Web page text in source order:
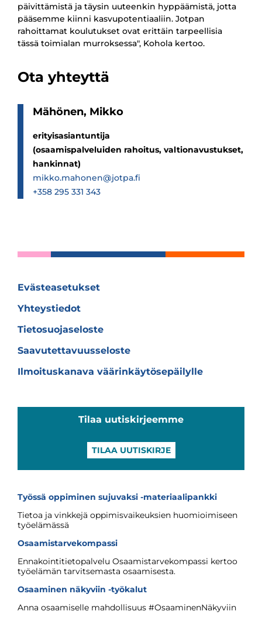
päivittämistä ja täysin uuteenkin hyppäämistä, jotta
pääsemme kiinni kasvupotentiaaliin. Jotpan
rahoittamat koulutukset ovat erittäin tarpeellisia
tässä toimialan murroksessa", Kohola kertoo.
Ota yhteyttä
Mähö­nen, Mikko
erityisasiantuntija
(osaamispalveluiden rahoitus, valtionavustukset,
hankinnat)
mikko.mahonen@jotpa.fi
+358 295 331 343
Evästeasetukset
Yhteystiedot
Tietosuojaseloste
Saavutettavuusseloste
Ilmoituskanava väärinkäytösepäilylle
Tilaa uutiskirjeemme
TILAA UUTISKIRJE
Työssä oppiminen sujuvaksi -materiaalipankki
Tietoa ja vinkkejä oppimisvaikeuksien huomioimiseen
työelämässä
Osaamistarvekompassi
Ennakointitietopalvelu Osaamistarvekompassi kertoo
työelämän tarvitsemasta osaamisesta.
Osaaminen näkyviin -työkalut
Anna osaamiselle mahdollisuus #OsaaminenNäkyviin